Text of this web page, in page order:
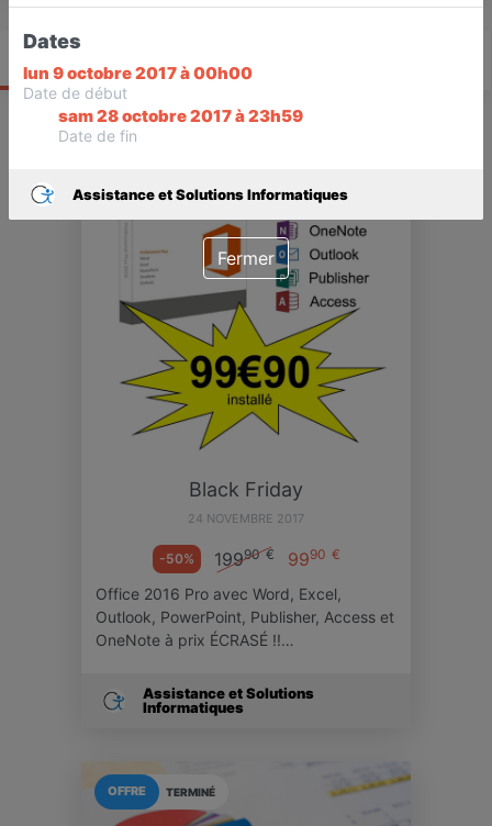
Black Friday
24 NOVEMBRE 2017
-50% 19990 € 9990 €
Office 2016 Pro avec Word, Excel,
Outlook, PowerPoint, Publisher, Access et
OneNote à prix ÉCRASÉ !!…
Assistance et Solutions
Informatiques
TERMINÉ
OFFRE
Dates
lun 9 octobre 2017 à 00h00
Date de début
sam 28 octobre 2017 à 23h59
Date de fin
Assistance et Solutions Informatiques
Fermer